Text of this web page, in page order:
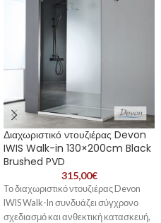
Διαχωριστικό ντουζιέρας Devon
IWIS Walk-in 130×200cm Black
Brushed PVD
315,00€
Το διαχωριστικό ντουζιέρας Devon
IWIS Walk-In συνδυάζει σύγχρονο
σχεδιασμό και ανθεκτική κατασκευή,